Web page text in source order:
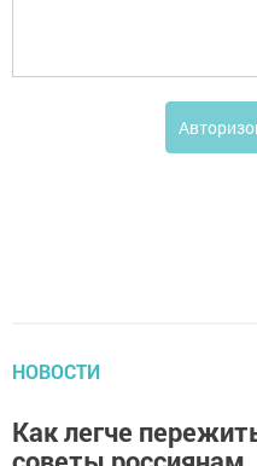
НОВОСТИ
Как легче